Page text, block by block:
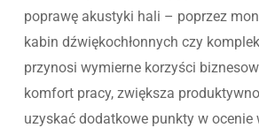
poprawę akustyki hali – poprzez
kabin dźwiękochłonnych czy
przynosi wymierne korzyści
komfort pracy, zwiększa
uzyskać dodatkowe punkty w ocenie